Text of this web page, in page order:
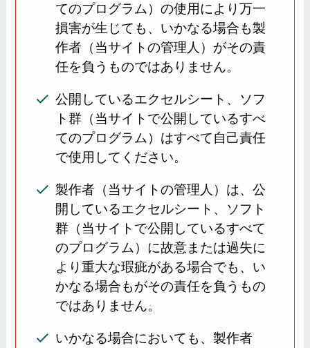
てのプログラム）の使用により万一
損害が生じても、いかなる場合も製
作者（当サイトの管理人）がその責
任を負うものではありません。
公開しているエクセルシート、ソフ
ト群（当サイトで公開しているすべ
てのプログラム）はすべて自己責任
で使用してください。
製作者（当サイトの管理人）は、公
開しているエクセルシート、ソフト
群（当サイトで公開しているすべて
のプログラム）に故意または過失に
より重大な瑕疵がある場合でも、い
かなる場合もがその責任を負うもの
ではありません。
いかなる場合においても、製作者